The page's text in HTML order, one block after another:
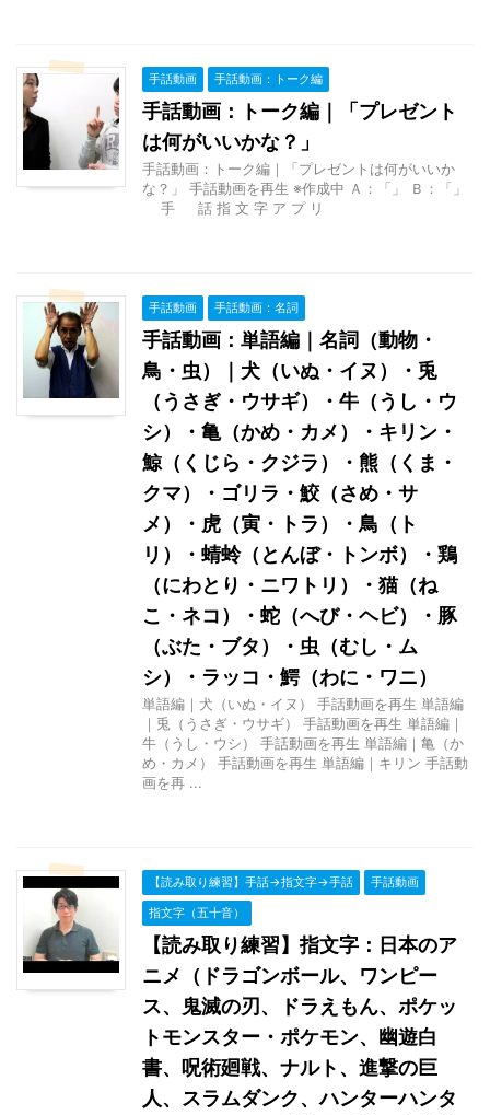
手話動画 手話動画：トーク編
手話動画：トーク編｜「プレゼント
は何がいいかな？」
手話動画：トーク編｜「プレゼントは何がいいか
な？」 手話動画を再生 ※作成中 Ａ：「」 Ｂ：「」
手 話 指 文 字 ア プ リ
手話動画 手話動画：名詞
手話動画：単語編｜名詞（動物・
鳥・虫）｜犬（いぬ・イヌ）・兎
（うさぎ・ウサギ）・牛（うし・ウ
シ）・亀（かめ・カメ）・キリン・
鯨（くじら・クジラ）・熊（くま・
クマ）・ゴリラ・鮫（さめ・サ
メ）・虎（寅・トラ）・鳥（ト
リ）・蜻蛉（とんぼ・トンボ）・鶏
（にわとり・ニワトリ）・猫（ね
こ・ネコ）・蛇（へび・ヘビ）・豚
（ぶた・ブタ）・虫（むし・ム
シ）・ラッコ・鰐（わに・ワニ）
単語編｜犬（いぬ・イヌ） 手話動画を再生 単語編
｜兎（うさぎ・ウサギ） 手話動画を再生 単語編｜
牛（うし・ウシ） 手話動画を再生 単語編｜亀（か
め・カメ） 手話動画を再生 単語編｜キリン 手話動
画を再 ...
【読み取り練習】手話→指文字→手話
手話動画
指文字（五十音）
【読み取り練習】指文字：日本のア
ニメ（ドラゴンボール、ワンピー
ス、鬼滅の刃、ドラえもん、ポケッ
トモンスター・ポケモン、幽遊白
書、呪術廻戦、ナルト、進撃の巨
人、スラムダンク、ハンターハンタ